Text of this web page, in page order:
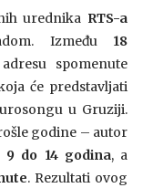
urednika RTS-a
Između 18
spomenute
će predstavljati
u Gruziji.
godine – autor
9 do 14 godina, a
. Rezultati ovog